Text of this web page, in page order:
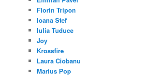
Florin Tripon
Ioana Stef
Iulia Tuduce
Joy
Krossfire
Laura Ciobanu
Marius Pop